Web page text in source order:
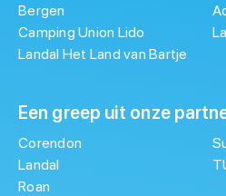
Bergen
Camping Union Lido
Landal Het Land van Bartje
Een greep uit onze
Corendon
Landal
Roan